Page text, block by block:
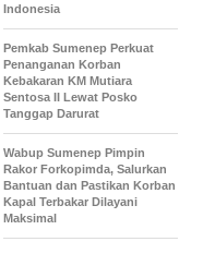
Indonesia
Pemkab Sumenep Perkuat
Penanganan Korban
Kebakaran KM Mutiara
Sentosa II Lewat Posko
Tanggap Darurat
Wabup Sumenep Pimpin
Rakor Forkopimda, Salurkan
Bantuan dan Pastikan Korban
Kapal Terbakar Dilayani
Maksimal